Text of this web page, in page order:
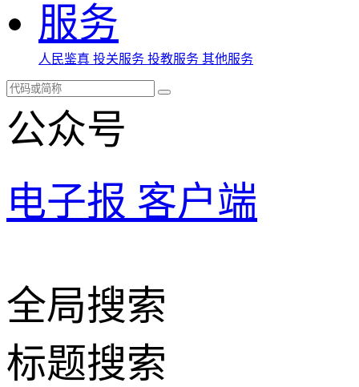
服务
人民鉴真 投关服务 投教服务 其他服务
公众号
电子报 客户端
全局搜索
标题搜索